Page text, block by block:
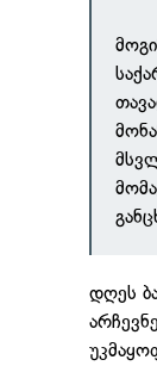
დღეს